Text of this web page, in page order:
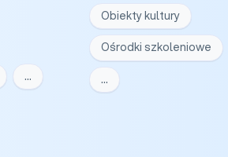
…
Obiekty kultury
Ośrodki szkoleniowe
…